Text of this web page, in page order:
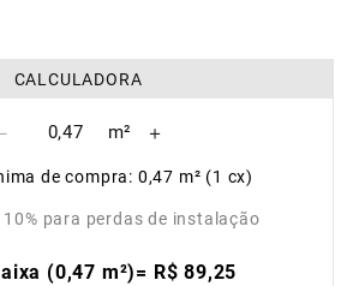
CALCULADORA
＋
de compra: 0,47 m² (1 cx)
para perdas de instalação
(0,47 m²)= R$ 89,25